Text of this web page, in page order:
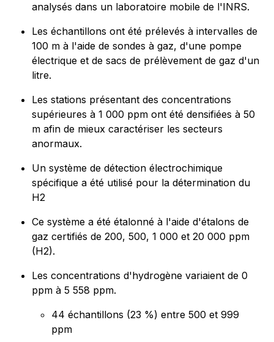
analysés dans un laboratoire mobile de l'INRS.
Les échantillons ont été prélevés à intervalles de
100 m à l'aide de sondes à gaz, d'une pompe
électrique et de sacs de prélèvement de gaz d'un
litre.
Les stations présentant des concentrations
supérieures à 1 000 ppm ont été densifiées à 50
m afin de mieux caractériser les secteurs
anormaux.
Un système de détection électrochimique
spécifique a été utilisé pour la détermination du
H2
Ce système a été étalonné à l'aide d'étalons de
gaz certifiés de 200, 500, 1 000 et 20 000 ppm
(H2).
Les concentrations d'hydrogène variaient de 0
ppm à 5 558 ppm.
44 échantillons (23 %) entre 500 et 999
ppm